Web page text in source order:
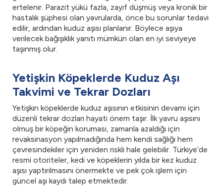
ertelenir. Parazit yükü fazla, zayıf düşmüş veya kronik bir
hastalık şüphesi olan yavrularda, önce bu sorunlar tedavi
edilir, ardından kuduz aşısı planlanır. Böylece aşıya
verilecek bağışıklık yanıtı mümkün olan en iyi seviyeye
taşınmış olur.
Yetişkin Köpeklerde Kuduz Aşı
Takvimi ve Tekrar Dozları
Yetişkin köpeklerde kuduz aşısının etkisinin devamı için
düzenli tekrar dozları hayati önem taşır. İlk yavru aşısını
olmuş bir köpeğin koruması, zamanla azaldığı için
revaksinasyon yapılmadığında hem kendi sağlığı hem
çevresindekiler için yeniden riskli hale gelebilir. Türkiye’de
resmi otoriteler, kedi ve köpeklerin yılda bir kez kuduz
aşısı yaptırılmasını önermekte ve pek çok işlem için
güncel aşı kaydı talep etmektedir.